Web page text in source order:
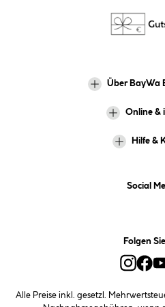
Über BayWa
Online &
Hilfe &
Social
Folgen
Alle Preise inkl. gesetzl.